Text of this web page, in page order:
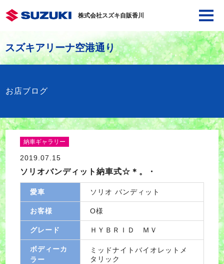
株式会社スズキ自販香川
スズキアリーナ空港通り
お店ブログ
納車ギャラリー
2019.07.15
ソリオバンディット納車式☆＊。・
愛車 ソリオ バンディット
お客様 O様
グレード ＨＹＢＲＩＤ ＭＶ
ボディーカ
ラー
ミッドナイトバイオレットメ
タリック